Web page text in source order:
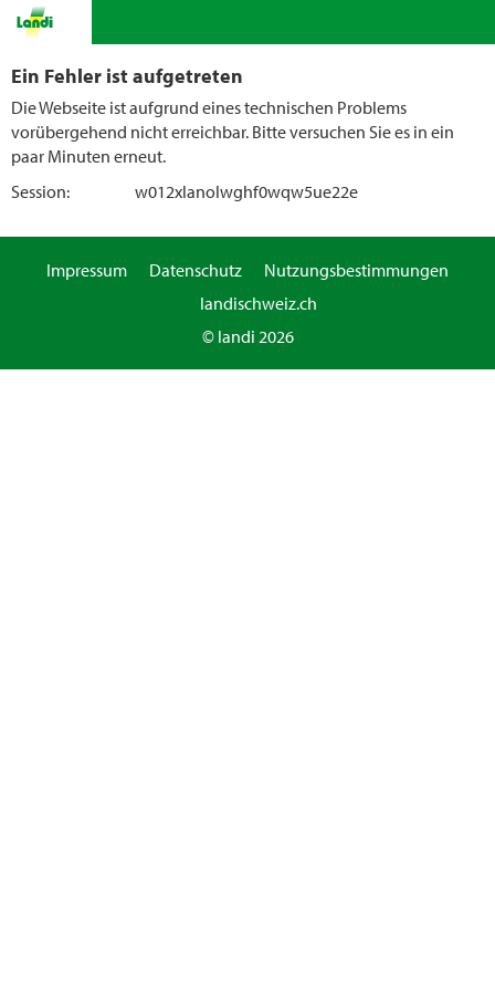
Ein Fehler ist aufgetreten
Die Webseite ist aufgrund eines technischen Problems
vorübergehend nicht erreichbar. Bitte versuchen Sie es in ein
paar Minuten erneut.
Session:
w012xlanolwghf0wqw5ue22e
Impressum Datenschutz
Nutzungsbestimmungen
landischweiz.ch
© landi 2026